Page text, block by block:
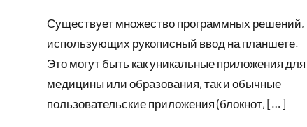
2023
Существует множество программных решений,
использующих рукописный ввод на планшете.
Это могут быть как уникальные приложения для
медицины или образования, так и обычные
пользовательские приложения (блокнот, […]